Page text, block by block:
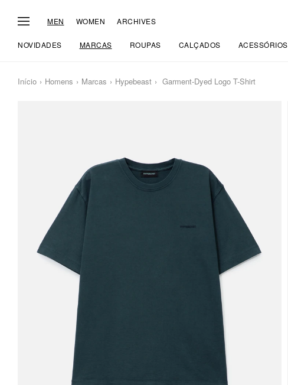
MEN WOMEN ARCHIVES
NOVIDADES MARCAS ROUPAS CALÇADOS ACESSÓRIOS
Início Homens Marcas Hypebeast Garment-Dyed Logo T-Shirt